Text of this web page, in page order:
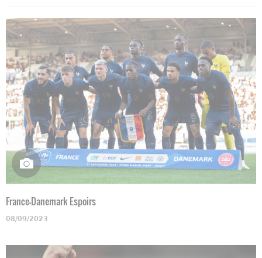
France-Danemark Espoirs
08/09/2023